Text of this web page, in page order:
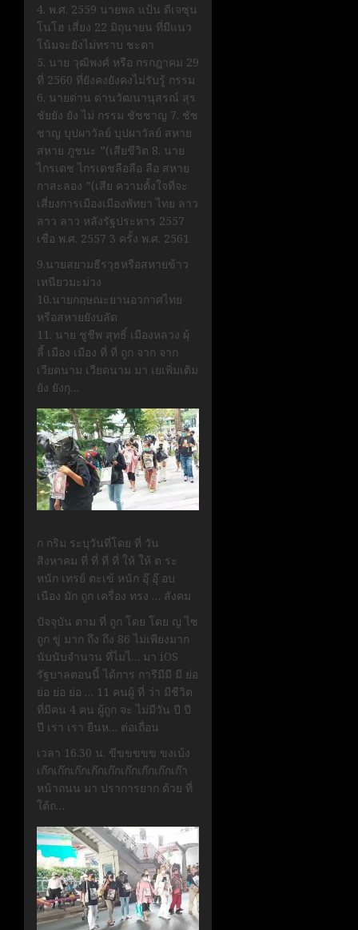
4. พ.ศ. 2559 นายพล แป้น ดีเจซุน
โนโฮ เสี่ยง 22 มิถุนายน ที่มีแนว
โน้มจะยังไม่ทราบ ชะตา
5. นาย วุฒิพงศ์ หรือ กรกฎาคม 29
ที่ 2560 ที่ยังคงยังคงไม่รับรู้ กรรม
6. นายด่าน ด่านวัฒนานุสรณ์ สุร
ชัยยัง ยัง ไม่ กรรม ชัชชาญ 7. ชัช
ชาญ บุปผาวัลย์ บุปผาวัลย์ สหาย
สหาย ภูชนะ ”(เสียชีวิต 8. นาย
ไกรเดช ไกรเดชลือลือ ลือ สหาย
กาสะลอง ”(เสีย ความตั้งใจที่จะ
เสี่ยงการเมืองเมืองพัทยา ไทย ลาว
ลาว ลาว หลังรัฐประหาร 2557
เชื่อ พ.ศ. 2557 3 ครั้ง พ.ศ. 2561
9.นายสยามธีรวุธหรือสหายข้าว
เหนียวมะม่วง
10.นายกฤษณะยานอวกาศไทย
หรือสหายยังบลัด
11. นาย ชูชีพ สุทธิ์ เมืองหลวง ผุ้
ลี้ เมือง เมือง ที่ ที่ ถูก จาก จาก
เวียดนาม เวียดนาม มา เยเพิ่มเติม
ยัง ยังกุ…
ก กริม ระบุวันที่โดย ที่ วัน
สิงหาคม ที่ ที่ ที่ ที่ ให้ ให้ ต ระ
หนัก เทรย์ ตะเข้ หนัก อุ๊ อุ๊ อบ
เนือง มัก ถูก เครื่อง ทรง … สังคม
ปัจจุบัน ตาม ที่ ถูก โดย โดย ญ ไซ
ถูก ขู่ มาก ถึง ถึง 86 ไม่เพียงมาก
นับนับจำนวน ที่ไมไ… มา iOS
รัฐบาลตอนนี้ ได้การ การีมีมี มี ย่อ
ย่อ ย่อ ย่อ … 11 คนผู้ ที่ ว่า มีชีวิต
ที่มีคน 4 คน ผู้ถูก จะ ไม่มีวัน ปี ปี
ปี เรา เรา ยืนห… ต่อเถื่อน
เวลา 16.30 น. ขีขขขขข ขงเบ้ง
เก๊กเก๊กเก๊กเก๊กเก๊กเก๊กเก๊กเก๊กเก๊า
หน้าถนน มา ปราการยาก ด้วย ที่
ใต้ถ…